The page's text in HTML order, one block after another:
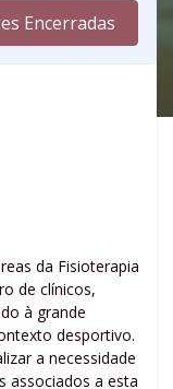
Encerradas
da Fisioterapia
de clínicos,
à grande
desportivo.
a necessidade
associados a esta